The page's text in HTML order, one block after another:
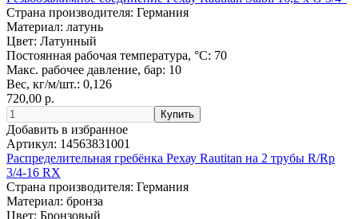
Страна производителя: Германия
Материал: латунь
Цвет: Латунный
Постоянная рабочая температура, °C: 70
Макс. рабочее давление, бар: 10
Вес, кг/м/шт.: 0,126
720,00 р.
Добавить в избранное
Артикул: 14563831001
Распределительная гребёнка Рехау Rautitan на 2 трубы R/Rp
3/4-16 RX
Страна производителя: Германия
Материал: бронза
Цвет: Бронзовый